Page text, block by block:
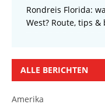
Rondreis Florida:
West? Route, tips
ALLE BERICHTEN
Amerika